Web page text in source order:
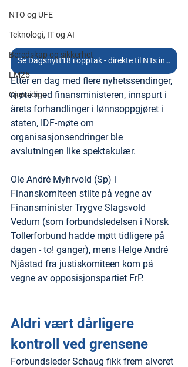
NTO og UFE
Teknologi, IT og AI
Beredskap og sikkerhet
LM25
Gjensidige
Se Dagsnytt18 i opptak - direkte til NTs intervju
Etter en dag med flere nyhetssendinger,
møte med finansministeren, innspurt i
årets forhandlinger i lønnsoppgjøret i
staten, IDF-møte om
organisasjonsendringer ble
avslutningen like spektakulær.
Ole André Myhrvold (Sp) i
Finanskomiteen stilte på vegne av
Finansminister Trygve Slagsvold
Vedum (som forbundsledelsen i Norsk
Tollerforbund hadde møtt tidligere på
dagen - to! ganger), mens Helge André
Njåstad fra justiskomiteen kom på
vegne av opposisjonspartiet FrP.
Aldri vært dårligere
kontroll ved grensene
Forbundsleder Schaug fikk frem alvoret